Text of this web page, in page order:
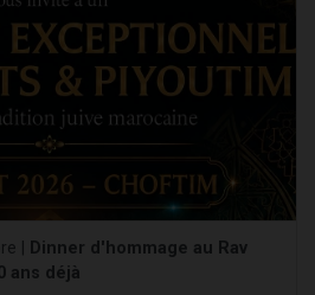
|
Dinner d'hommage au Rav
ans déjà